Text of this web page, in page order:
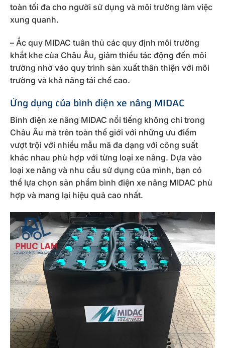
toàn tối đa cho người sử dụng và môi trường làm việc
xung quanh.
– Ắc quy MIDAC tuân thủ các quy định môi trường
khắt khe của Châu Âu, giảm thiểu tác động đến môi
trường nhờ vào quy trình sản xuất thân thiện với môi
trường và khả năng tái chế cao.
Ứng dụng của bình điện xe nâng MIDAC
Bình điện xe nâng MIDAC nổi tiếng không chỉ trong
Châu Âu mà trên toàn thế giới với những ưu điểm
vượt trội với nhiều mẫu mã đa dạng với công suất
khác nhau phù hợp với từng loại xe nâng. Dựa vào
loại xe nâng và nhu cầu sử dụng của mình, bạn có
thể lựa chọn sản phẩm bình điện xe nâng MIDAC phù
hợp và mang lại hiệu quả cao nhất.